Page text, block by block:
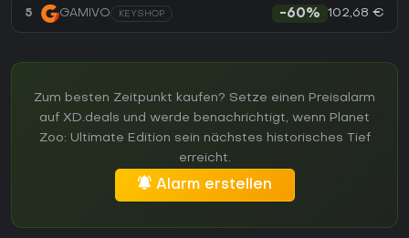
5 GAMIVO KEYSHOP -60% 102,68 €
Zum besten Zeitpunkt kaufen? Setze einen Preisalarm
auf XD.deals und werde benachrichtigt, wenn Planet
Zoo: Ultimate Edition sein nächstes historisches Tief
erreicht.
Alarm erstellen